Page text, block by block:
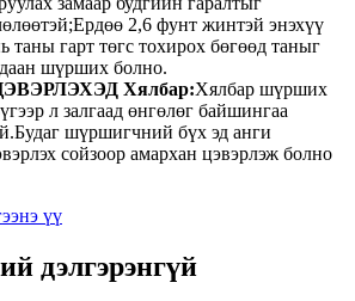
2,6 фунт жинтэй энэхүү
таны гарт төгс тохирох бөгөөд таныг
шүрших болно.
Хялбар:Хялбар шүрших
л залгаад өнгөлөг байшингаа
шүршигчний бүх эд анги
сойзоор амархан цэвэрлэж болно
үү
дэлгэрэнгүй